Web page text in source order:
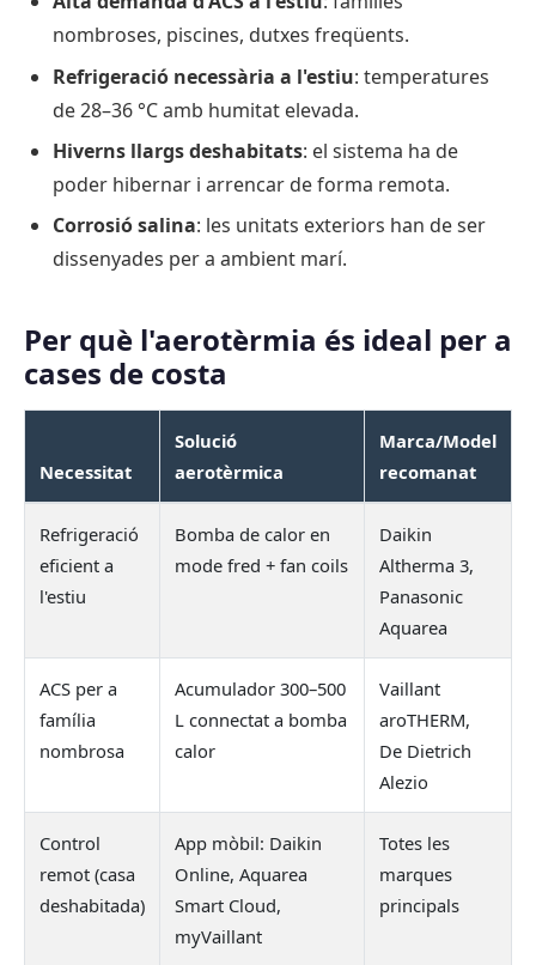
nombroses, piscines, dutxes freqüents.
Refrigeració necessària a l'estiu: temperatures
de 28–36 °C amb humitat elevada.
Hiverns llargs deshabitats: el sistema ha de
poder hibernar i arrencar de forma remota.
Corrosió salina: les unitats exteriors han de ser
dissenyades per a ambient marí.
Per què l'aerotèrmia és ideal per a
cases de costa
Necessitat
Solució
aerotèrmica
Marca/Model
recomanat
Refrigeració
eficient a
l'estiu
Bomba de calor en
mode fred + fan coils
Daikin
Altherma 3,
Panasonic
Aquarea
ACS per a
família
nombrosa
Acumulador 300–500
L connectat a bomba
calor
Vaillant
aroTHERM,
De Dietrich
Alezio
Control
remot (casa
deshabitada)
App mòbil: Daikin
Online, Aquarea
Smart Cloud,
myVaillant
Totes les
marques
principals